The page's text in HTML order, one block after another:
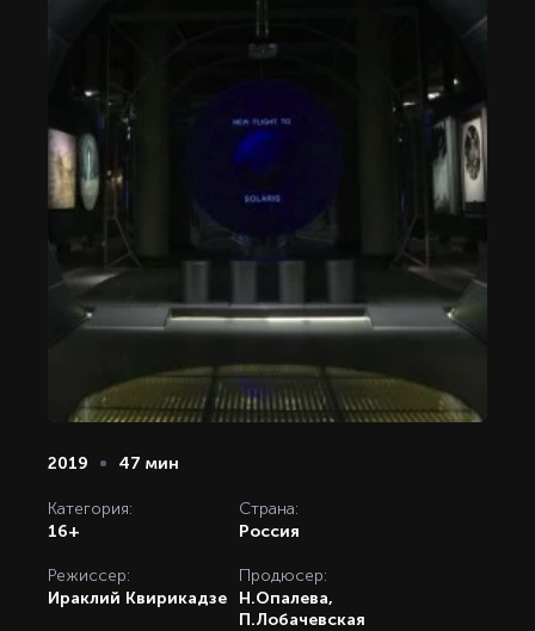
2019 47 мин
Категория:
16+
Страна:
Россия
Режиссер:
Ираклий Квирикадзе
Продюсер:
Н.Опалева,
П.Лобачевская